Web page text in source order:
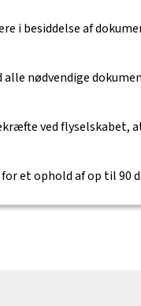
i besiddelse af
alle nødvendige
ved flyselskabet,
et ophold af op til 90